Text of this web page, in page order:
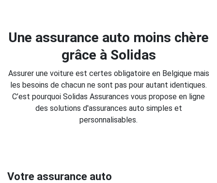
Une assurance auto moins chère
grâce à Solidas
Assurer une voiture est certes obligatoire en Belgique mais
les besoins de chacun ne sont pas pour autant identiques.
C’est pourquoi Solidas Assurances vous propose en ligne
des solutions d'assurances auto simples et
personnalisables.
Votre assurance auto